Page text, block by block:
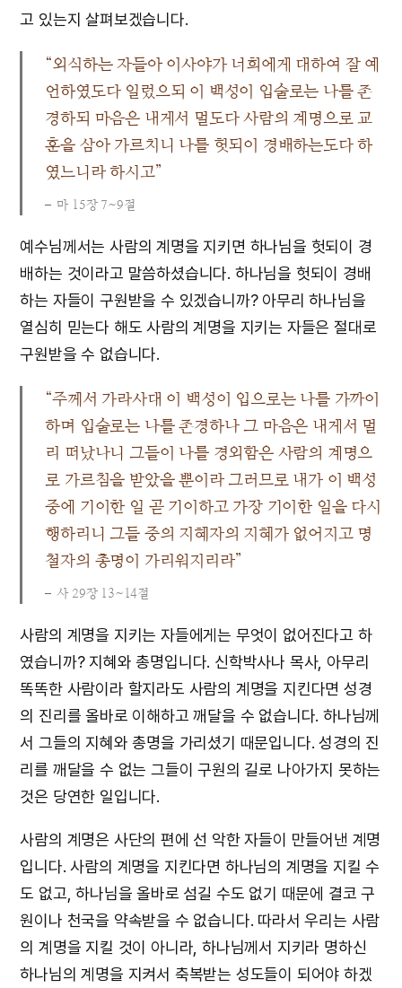
고 있는지 살펴보겠습니다.
“외식하는 자들아 이사야가 너희에게 대하여 잘 예
언하였도다 일렀으되 이 백성이 입술로는 나를 존
경하되 마음은 내게서 멀도다 사람의 계명으로 교
훈을 삼아 가르치니 나를 헛되이 경배하는도다 하
였느니라 하시고”
마 15장 7~9절
예수님께서는 사람의 계명을 지키면 하나님을 헛되이 경
배하는 것이라고 말씀하셨습니다. 하나님을 헛되이 경배
하는 자들이 구원받을 수 있겠습니까? 아무리 하나님을
열심히 믿는다 해도 사람의 계명을 지키는 자들은 절대로
구원받을 수 없습니다.
“주께서 가라사대 이 백성이 입으로는 나를 가까이
하며 입술로는 나를 존경하나 그 마음은 내게서 멀
리 떠났나니 그들이 나를 경외함은 사람의 계명으
로 가르침을 받았을 뿐이라 그러므로 내가 이 백성
중에 기이한 일 곧 기이하고 가장 기이한 일을 다시
행하리니 그들 중의 지혜자의 지혜가 없어지고 명
철자의 총명이 가리워지리라”
사 29장 13~14절
사람의 계명을 지키는 자들에게는 무엇이 없어진다고 하
였습니까? 지혜와 총명입니다. 신학박사나 목사, 아무리
똑똑한 사람이라 할지라도 사람의 계명을 지킨다면 성경
의 진리를 올바로 이해하고 깨달을 수 없습니다. 하나님께
서 그들의 지혜와 총명을 가리셨기 때문입니다. 성경의 진
리를 깨달을 수 없는 그들이 구원의 길로 나아가지 못하는
것은 당연한 일입니다.
사람의 계명은 사단의 편에 선 악한 자들이 만들어낸 계명
입니다. 사람의 계명을 지킨다면 하나님의 계명을 지킬 수
도 없고, 하나님을 올바로 섬길 수도 없기 때문에 결코 구
원이나 천국을 약속받을 수 없습니다. 따라서 우리는 사람
의 계명을 지킬 것이 아니라, 하나님께서 지키라 명하신
하나님의 계명을 지켜서 축복받는 성도들이 되어야 하겠